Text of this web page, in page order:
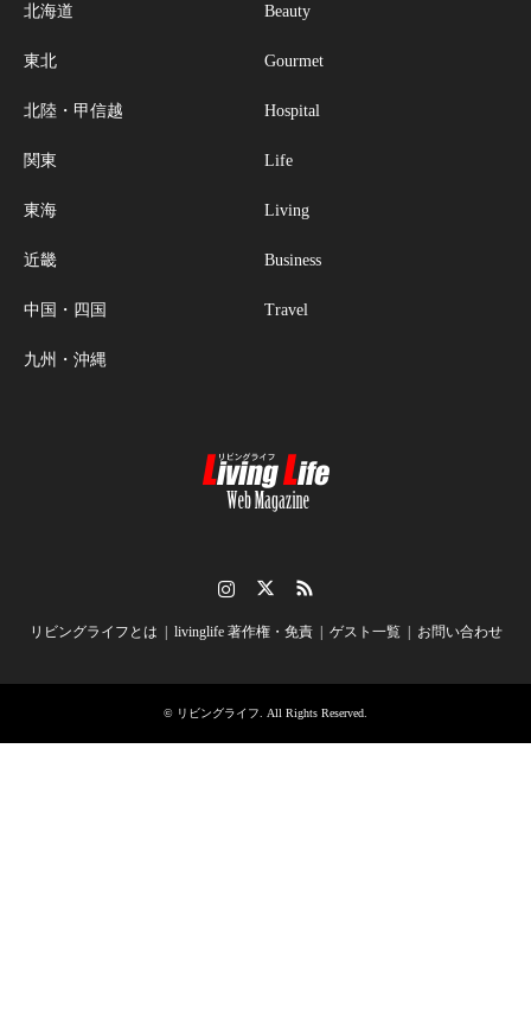
北海道
東北
北陸・甲信越
関東
東海
近畿
中国・四国
九州・沖縄
Beauty
Gourmet
Hospital
Life
Living
Business
Travel
リビングライフとは livinglife 著作権・免責 ゲスト一覧 お問い合わせ
© リビングライフ . All Rights Reserved.